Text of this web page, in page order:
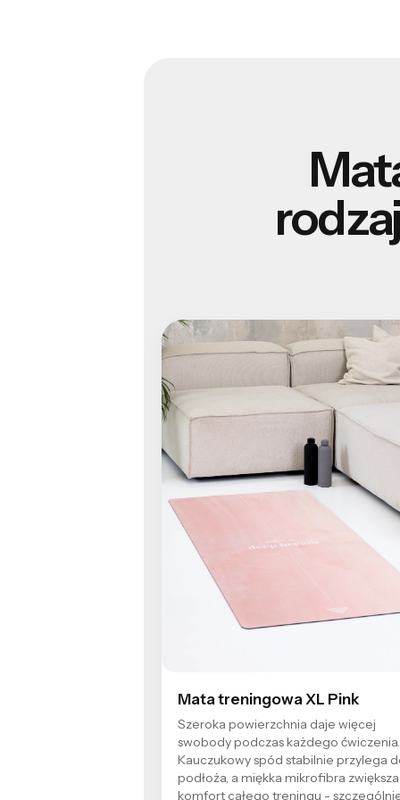
Mata treningowa XL Pink
Szeroka powierzchnia daje więcej
swobody podczas każdego ćwiczenia.
Kauczukowy spód stabilnie przylega
podłoża, a miękka mikrofibra zwiększa
komfort całego treningu -